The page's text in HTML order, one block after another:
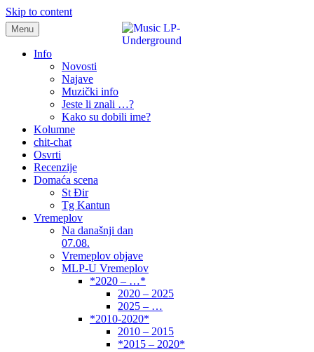
Skip to content
samo muzika i …..
Menu
Info
Novosti
Najave
Muzički info
Jeste li znali …?
Kako su dobili ime?
Kolumne
chit-chat
Osvrti
Recenzije
Domaća scena
St Đir
Tg Kantun
Vremeplov
Na današnji dan
07.08.
Vremeplov objave
MLP-U Vremeplov
*2020 – …*
2020 – 2025
2025 – …
*2010-2020*
2010 – 2015
*2015 – 2020*